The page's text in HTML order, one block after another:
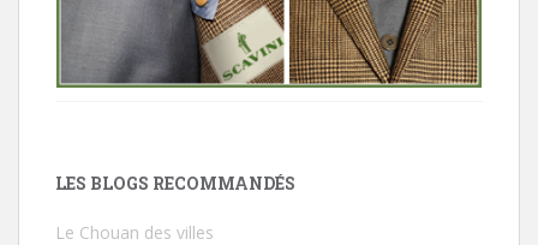
LES BLOGS RECOMMANDÉS
Le Chouan des villes